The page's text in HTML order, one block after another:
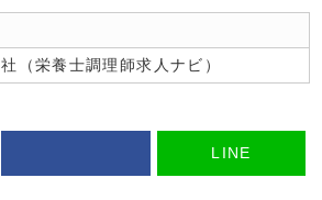
（栄養士調理師求人ナビ）
LINE